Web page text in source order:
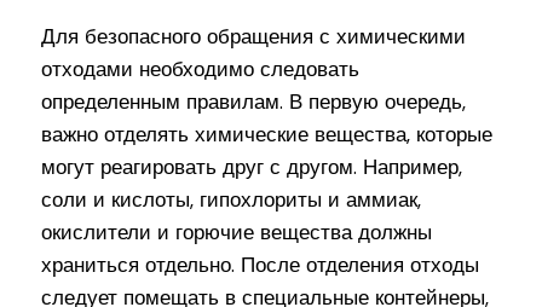
Для безопасного обращения с химическими
отходами необходимо следовать
определенным правилам. В первую очередь,
важно отделять химические вещества, которые
могут реагировать друг с другом. Например,
соли и кислоты, гипохлориты и аммиак,
окислители и горючие вещества должны
храниться отдельно. После отделения отходы
следует помещать в специальные контейнеры,